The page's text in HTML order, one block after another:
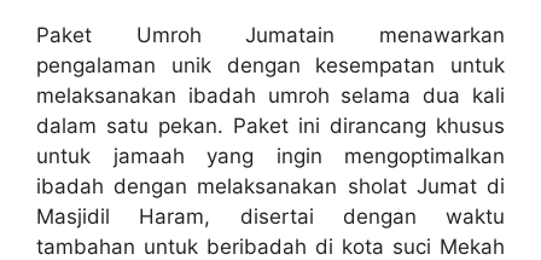
Paket Umroh Jumatain menawarkan
pengalaman unik dengan kesempatan untuk
melaksanakan ibadah umroh selama dua kali
dalam satu pekan. Paket ini dirancang khusus
untuk jamaah yang ingin mengoptimalkan
ibadah dengan melaksanakan sholat Jumat di
Masjidil Haram, disertai dengan waktu
tambahan untuk beribadah di kota suci Mekah